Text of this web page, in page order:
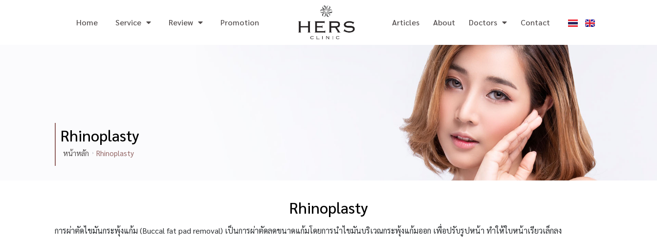
Home Service Review Promotion Articles About Doctors Contact
Rhinoplasty
หน้าหลัก Rhinoplasty
Rhinoplasty
การผ่าตัดไขมันกระพุ้งแก้ม (Buccal fat pad removal) เป็นการผ่าตัดลดขนาดแก้มโดยการนำไขมันบริเวณกระพุ้งแก้มออก เพื่อปรับรูปหน้า ทำให้ใบหน้าเรียวเล็กลง